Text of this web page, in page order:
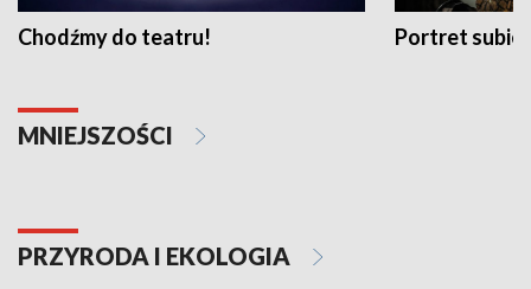
Chodźmy do teatru! Portret
MNIEJSZOŚCI
PRZYRODA I EKOLOGIA